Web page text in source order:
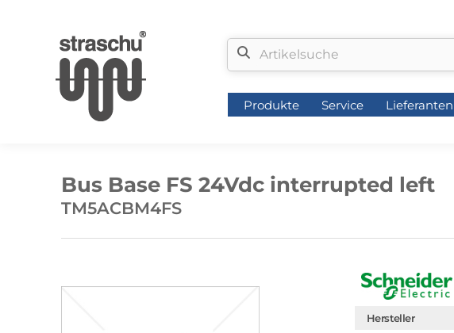
Produkte Service Lieferanten
Bus Base FS 24Vdc interrupted left
TM5ACBM4FS
Hersteller
Produkte Service Lieferanten